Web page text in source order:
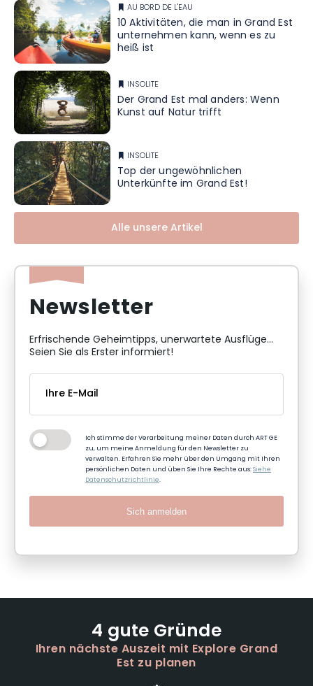
AU BORD DE L'EAU
10 Aktivitäten, die man in Grand Est
unternehmen kann, wenn es zu
heiß ist
INSOLITE
Der Grand Est mal anders: Wenn
Kunst auf Natur trifft
INSOLITE
Top der ungewöhnlichen
Unterkünfte im Grand Est!
Alle unsere Artikel
Newsletter
Erfrischende Geheimtipps, unerwartete Ausflüge...
Seien Sie als Erster informiert!
Ich stimme der Verarbeitung meiner Daten durch ART GE
zu, um meine Anmeldung für den Newsletter zu
verwalten. Erfahren Sie mehr über den Umgang mit Ihren
persönlichen Daten und üben Sie Ihre Rechte aus:Siehe
Datenschutzrichtlinie.
Sich anmelden
4 gute Gründe
Ihren nächste Auszeit mit Explore Grand
Est zu planen